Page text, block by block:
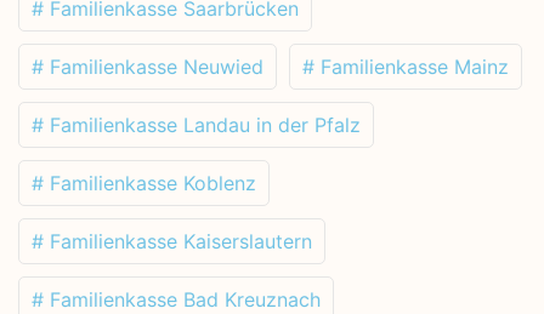
# Familienkasse Saarbrücken
# Familienkasse Neuwied # Familienkasse Mainz
# Familienkasse Landau in der Pfalz
# Familienkasse Koblenz
# Familienkasse Kaiserslautern
# Familienkasse Bad Kreuznach